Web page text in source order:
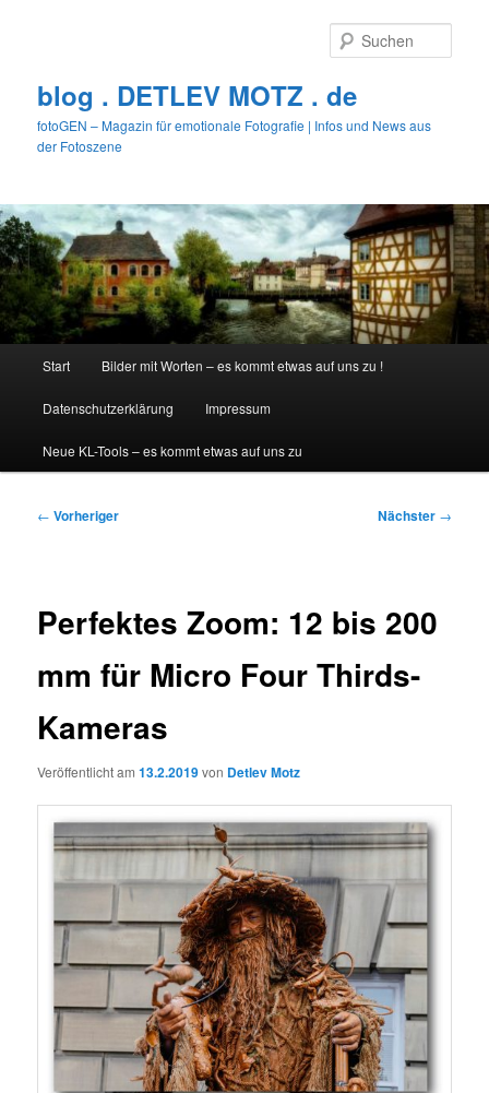
blog . DETLEV MOTZ . de
fotoGEN – Magazin für emotionale Fotografie | Infos und News aus
der Fotoszene
Start Bilder mit Worten – es kommt etwas auf uns zu !
Datenschutzerklärung Impressum
Neue KL-Tools – es kommt etwas auf uns zu
Beitragsnavigation
← Vorheriger Nächster →
Perfektes Zoom: 12 bis 200
mm für Micro Four Thirds-
Kameras
Veröffentlicht am13.2.2019von Detlev Motz